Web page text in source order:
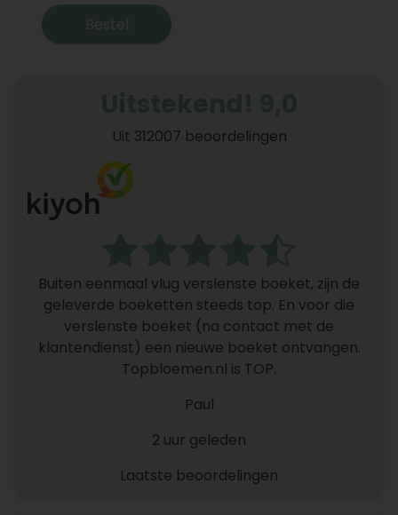
Bestel
Uit 312007 beoordelingen
Buiten eenmaal vlug verslenste boeket, zijn de
geleverde boeketten steeds top. En voor die
verslenste boeket (na contact met de
klantendienst) een nieuwe boeket ontvangen.
Topbloemen.nl is TOP.
Paul
2 uur geleden
Laatste beoordelingen